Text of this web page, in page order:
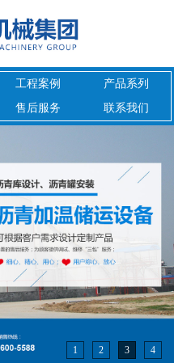
工程案例
产品系列
售后服务 联系我们
1 2 3 4